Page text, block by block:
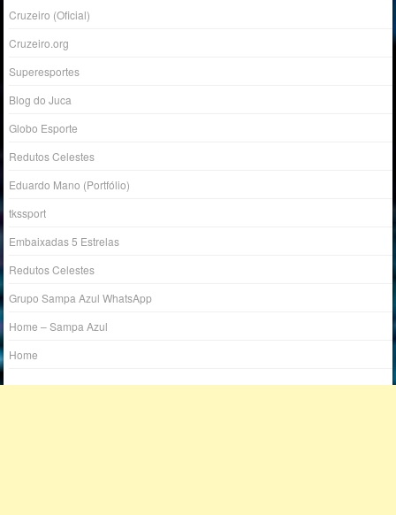
Cruzeiro (Oficial)
Cruzeiro.org
Superesportes
Blog do Juca
Globo Esporte
Redutos Celestes
Eduardo Mano (Portfólio)
tkssport
Embaixadas 5 Estrelas
Redutos Celestes
Grupo Sampa Azul WhatsApp
Home – Sampa Azul
Home